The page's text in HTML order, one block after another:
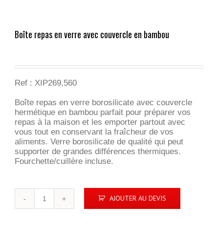
Boîte repas en verre avec couvercle en bambou
Ref : XIP269,560
Boîte repas en verre borosilicate avec couvercle
hermétique en bambou parfait pour préparer vos
repas à la maison et les emporter partout avec
vous tout en conservant la fraîcheur de vos
aliments. Verre borosilicate de qualité qui peut
supporter de grandes différences thermiques.
Fourchette/cuillère incluse.
AJOUTER AU DEVIS